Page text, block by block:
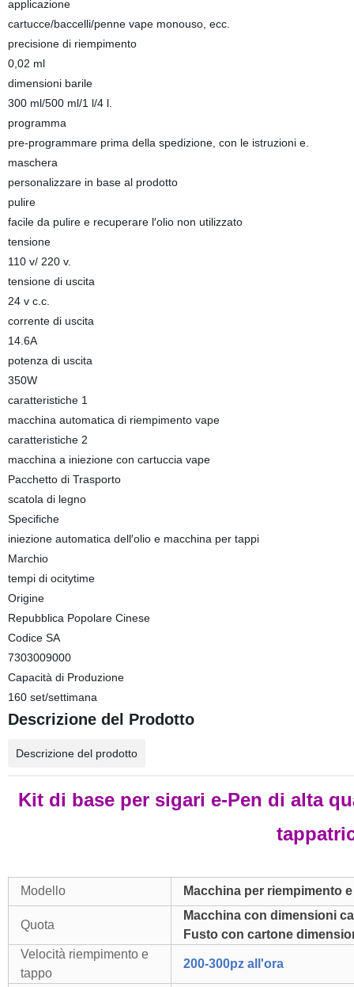
applicazione
cartucce/baccelli/penne vape monouso, ecc.
precisione di riempimento
0,02 ml
dimensioni barile
300 ml/500 ml/1 l/4 l.
programma
pre-programmare prima della spedizione, con le istruzioni e.
maschera
personalizzare in base al prodotto
pulire
facile da pulire e recuperare l′olio non utilizzato
tensione
110 v/ 220 v.
tensione di uscita
24 v c.c.
corrente di uscita
14.6A
potenza di uscita
350W
caratteristiche 1
macchina automatica di riempimento vape
caratteristiche 2
macchina a iniezione con cartuccia vape
Pacchetto di Trasporto
scatola di legno
Specifiche
iniezione automatica dell′olio e macchina per tappi
Marchio
tempi di ocitytime
Origine
Repubblica Popolare Cinese
Codice SA
7303009000
Capacità di Produzione
160 set/settimana
Descrizione del Prodotto
Descrizione del prodotto
Kit di base per sigari e-Pen di alta
Modello Macchina per riempimento
Quota
Macchina con dimensioni
Fusto con cartone
Velocità riempimento e
tappo
200-300pz all'ora